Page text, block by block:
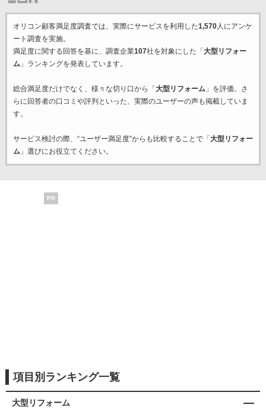
オリコン顧客満足度調査では、実際にサービスを利用した1,570人にアンケ
ート調査を実施。
満足度に関する回答を基に、調査企業107社を対象にした「 大型リフォー
ム」ランキングを発表しています。
総合満足度だけでなく、様々な切り口から「 大型リフォーム」を評価。さ
らに回答者の口コミや評判といった、実際のユーザーの声も掲載していま
す。
サービス検討の際、“ユーザー満足度”からも比較することで「 大型リフォー
ム」選びにお役立てください。
PR
項目別ランキング一覧
大型リフォーム